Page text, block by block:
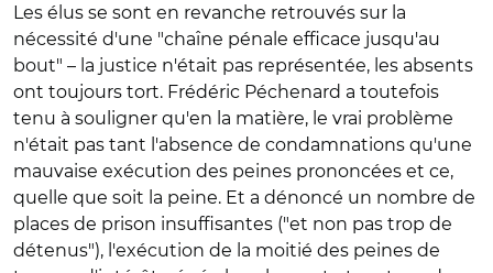
Les élus se sont en revanche retrouvés sur la
nécessité d'une "chaîne pénale efficace jusqu'au
bout" – la justice n'était pas représentée, les absents
ont toujours tort. Frédéric Péchenard a toutefois
tenu à souligner qu'en la matière, le vrai problème
n'était pas tant l'absence de condamnations qu'une
mauvaise exécution des peines prononcées et ce,
quelle que soit la peine. Et a dénoncé un nombre de
places de prison insuffisantes ("et non pas trop de
détenus"), l'exécution de la moitié des peines de